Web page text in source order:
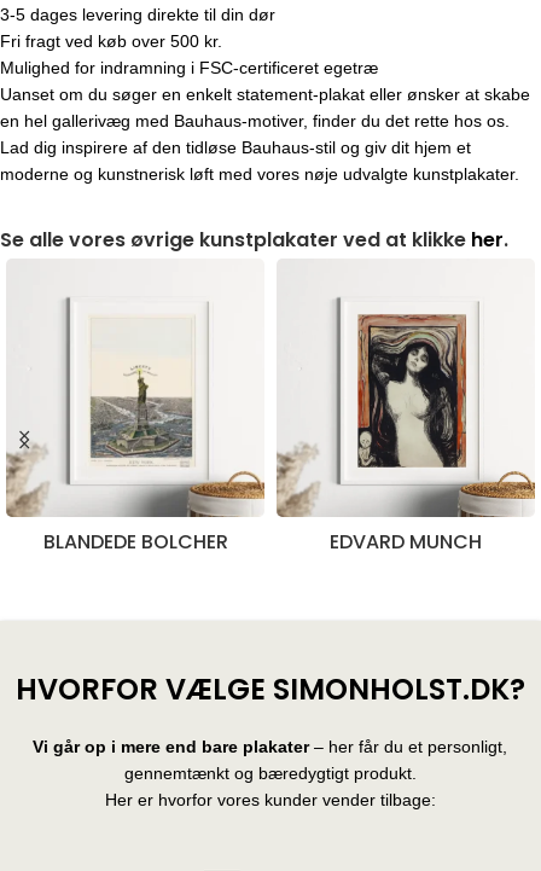
3-5 dages levering direkte til din dør
Fri fragt ved køb over 500 kr.
Mulighed for indramning i FSC-certificeret egetræ
Uanset om du søger en enkelt statement-plakat eller ønsker at skabe
en hel gallerivæg med Bauhaus-motiver, finder du det rette hos os.
Lad dig inspirere af den tidløse Bauhaus-stil og giv dit hjem et
moderne og kunstnerisk løft med vores nøje udvalgte kunstplakater.
Se alle vores øvrige kunstplakater ved at klikke her.
BLANDEDE BOLCHER EDVARD MUNCH
HVORFOR VÆLGE SIMONHOLST.DK?
Vi går op i mere end bare plakater– her får du et personligt,
gennemtænkt og bæredygtigt produkt.
Her er hvorfor vores kunder vender tilbage: